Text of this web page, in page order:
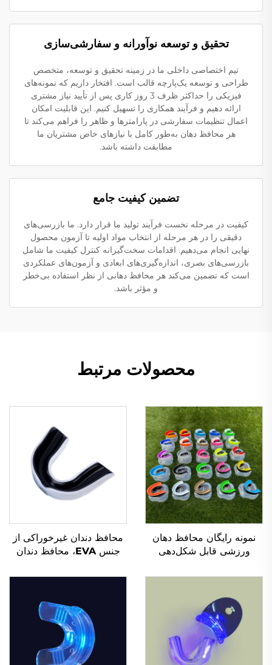
تحقیق و توسعه نوآورانه و سفارشی‌سازی
تیم اختصاصی داخلی ما در زمینه تحقیق و توسعه، متخصص
طراحی و توسعه یک‌پارچه قالب است. افتخار داریم که نمونه‌های
فیزیکی را حداکثر ظرف 3 روز کاری پس از تأیید نیاز مشتری
ارائه دهیم و فرآیند همکاری را تسهیل کنیم. این قابلیت امکان
اعمال تنظیمات سفارشی در پارامترها و ظاهر را فراهم می‌کند تا
هر محافظ دهان به‌طور کامل با نیازهای خاص مشتریان ما
مطابقت داشته باشد.
تضمین کیفیت جامع
کیفیت در مرحله نخست فرآیند تولید ما قرار دارد. ما بازرسی‌های
دقیقی را در هر مرحله از انتخاب مواد اولیه تا آزمون محصول
نهایی انجام می‌دهیم. اقدامات سخت‌گیرانه کنترل کیفیت ما شامل
بازرسی‌های بصری، اندازه‌گیری‌های ابعادی و آزمون‌های عملکردی
است که تضمین می‌کند هر محافظ دهانی از نظر استفاده بی‌خطر
و مؤثر باشد.
محصولات مرتبط
نمونه رایگان محافظ دهان
ورزشی قابل شکل‌دهی
دندان براکت دو رنگ EVA
محافظ دندان غیرخوراکی از
جنس EVA، محافظ دندان
محافظ دهان ورزشی،